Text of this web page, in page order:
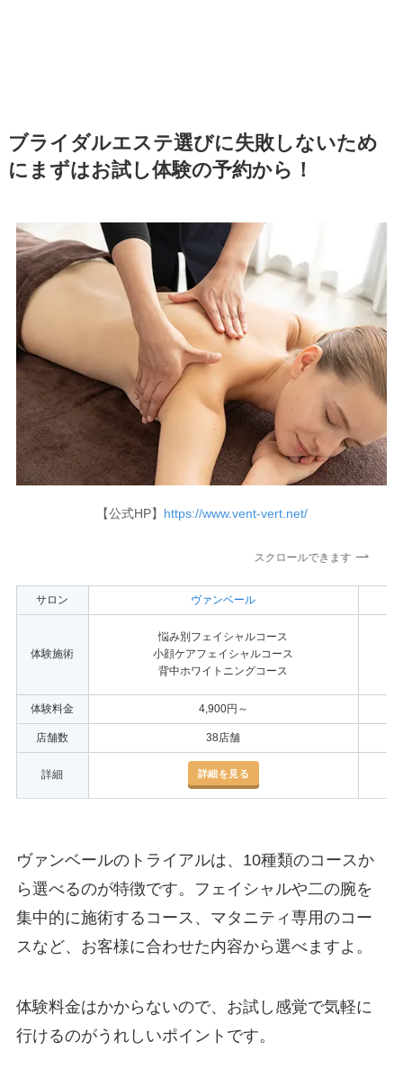
ブライダルエステ選びに失敗しないため
にまずはお試し体験の予約から！
【公式HP】 https://www.vent-vert.net/
スクロールできます
サロン ヴァンベール
体験施術
悩み別フェイシャルコース
小顔ケアフェイシャルコース
背中ホワイトニングコース
体験料金 4,900円～
店舗数 38店舗
詳細 詳細を見る
ヴァンベールのトライアルは、10種類のコースか
ら選べるのが特徴です。フェイシャルや二の腕を
集中的に施術するコース、マタニティ専用のコー
スなど、お客様に合わせた内容から選べますよ。
体験料金はかからないので、お試し感覚で気軽に
行けるのがうれしいポイントです。